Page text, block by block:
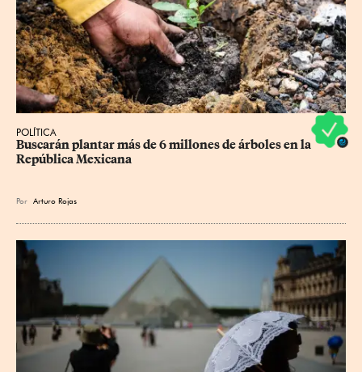
POLÍTICA
Buscarán plantar más de 6 millones de árboles en la
República Mexicana
Por Arturo Rojas